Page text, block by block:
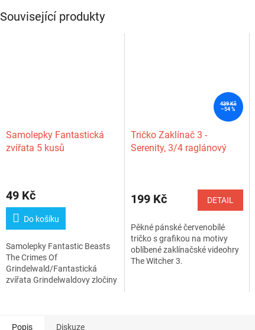
Související produkty
Samolepky Fantastická
zvířata 5 kusů
49 Kč
Do košíku
Samolepky Fantastic Beasts
The Crimes Of
Grindelwald/Fantastická
zvířata Grindelwaldovy zločiny
439 Kč
–54 %
Tričko Zaklínač 3 -
Serenity, 3/4 raglánový
199 Kč DETAIL
Pěkné pánské červenobílé
tričko s grafikou na motivy
oblíbené zaklínačské videohry
The Witcher 3.
Popis Diskuze